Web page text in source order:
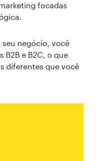
focadas
seu negócio, você
B2B e B2C, o que
diferentes que você